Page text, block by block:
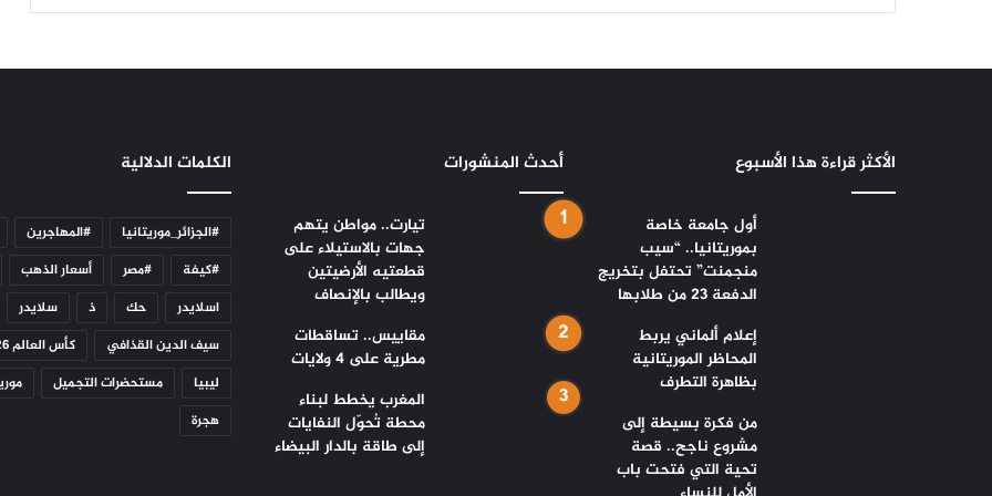
الأكثر قراءة هذا الأسبوع
أول جامعة خاصة
بموريتانيا.. “سيب
منجمنت” تحتفل بتخريج
الدفعة 23 من طلابها
إعلام ألماني يربط
المحاظر الموريتانية
بظاهرة التطرف
من فكرة بسيطة إلى
مشروع ناجح.. قصة
تحية التي فتحت باب
أحدث المنشورات
تيارت.. مواطن يتهم
جهات بالاستيلاء على
قطعتيه الأرضيتين
ويطالب بالإنصاف
مقاييس.. تساقطات
مطرية على 4 ولايات
المغرب يخطط لبناء
محطة تُحوّل النفايات
إلى طاقة بالدار البيضاء
الكلمات الدلالية
#الجزائر_موريتانيا #المهاجرين
#كيفة
#مصر أسعار الذهب
اسلايدر
حك ذ
سلايدر
سيف الدين القذافي
كأس العالم 2026
ليبيا
مستحضرات التجميل
هجرة